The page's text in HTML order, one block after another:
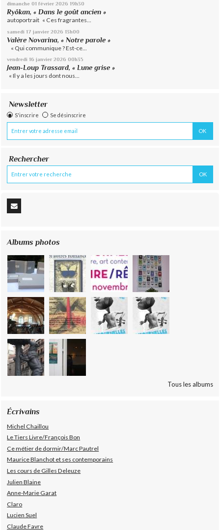
dimanche 01 février 2026 19h30
Ryôkan, « Dans le goût ancien »
autoportrait « Ces fragrantes...
samedi 17 janvier 2026 13h00
Valère Novarina, « Notre parole »
« Qui communique ? Est-ce...
vendredi 16 janvier 2026 00h35
Jean-Loup Trassard, « Lune grise »
« Il y a les jours dont nous...
Newsletter
S'inscrire Se désinscrire
Rechercher
Albums photos
Tous les albums
Écrivains
Michel Chaillou
Le Tiers Livre/François Bon
Ce métier de dormir/Marc Pautrel
Maurice Blanchot et ses contemporains
Les cours de Gilles Deleuze
Julien Blaine
Anne-Marie Garat
Claro
Lucien Suel
Claude Favre